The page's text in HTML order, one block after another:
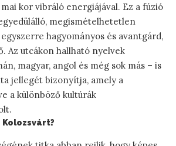
kor vibráló energiájával. Ez a fúzió
megismételhetetlen
hagyományos és avantgárd,
Az utcákon hallható nyelvek
magyar, angol és még sok más – is
jellegét bizonyítja, amely a
a különböző kultúrák
Kolozsvárt?